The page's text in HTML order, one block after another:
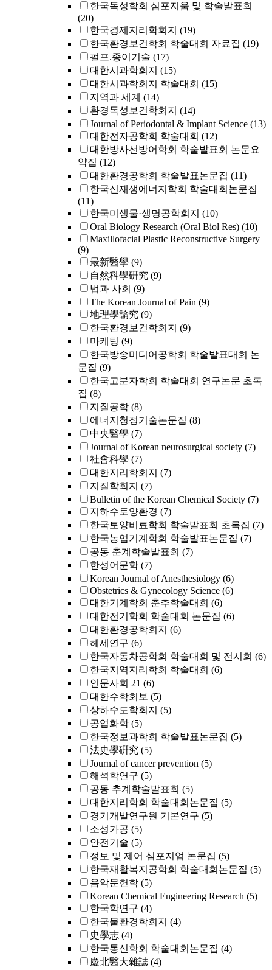
한국독성학회 심포지움 및 학술발표회
(20)
한국경제지리학회지 (19)
한국환경보건학회 학술대회 자료집 (19)
펄프.종이기술 (17)
대한시과학회지 (15)
대한시과학회지 학술대회 (15)
지역과 세계 (14)
환경독성보건학회지 (14)
Journal of Periodontal & Implant Science (13)
대한전자공학회 학술대회 (12)
대한방사선방어학회 학술발표회 논문요
약집 (12)
대한환경공학회 학술발표논문집 (11)
한국신재생에너지학회 학술대회논문집
(11)
한국미생물·생명공학회지 (10)
Oral Biology Research (Oral Biol Res) (10)
Maxillofacial Plastic Reconstructive Surgery
(9)
最新醫學 (9)
自然科學硏究 (9)
법과 사회 (9)
The Korean Journal of Pain (9)
地理學論究 (9)
한국환경보건학회지 (9)
마케팅 (9)
한국방송미디어공학회 학술발표대회 논
문집 (9)
한국고분자학회 학술대회 연구논문 초록
집 (8)
지질공학 (8)
에너지청정기술논문집 (8)
中央醫學 (7)
Journal of Korean neurosurgical society (7)
社會科學 (7)
대한지리학회지 (7)
지질학회지 (7)
Bulletin of the Korean Chemical Society (7)
지하수토양환경 (7)
한국토양비료학회 학술발표회 초록집 (7)
한국농업기계학회 학술발표논문집 (7)
공동 춘계학술발표회 (7)
한성어문학 (7)
Korean Journal of Anesthesiology (6)
Obstetrics & Gynecology Science (6)
대한기계학회 춘추학술대회 (6)
대한전기학회 학술대회 논문집 (6)
대한환경공학회지 (6)
헤세연구 (6)
한국자동차공학회 학술대회 및 전시회 (6)
한국지역지리학회 학술대회 (6)
인문사회 21 (6)
대한수학회보 (5)
상하수도학회지 (5)
공업화학 (5)
한국정보과학회 학술발표논문집 (5)
法史學硏究 (5)
Journal of cancer prevention (5)
해석학연구 (5)
공동 추계학술발표회 (5)
대한지리학회 학술대회논문집 (5)
경기개발연구원 기본연구 (5)
소성가공 (5)
안전기술 (5)
정보 및 제어 심포지엄 논문집 (5)
한국재활복지공학회 학술대회논문집 (5)
음악문헌학 (5)
Korean Chemical Engineering Research (5)
한국학연구 (4)
한국물환경학회지 (4)
史學志 (4)
한국통신학회 학술대회논문집 (4)
慶北醫大雜誌 (4)